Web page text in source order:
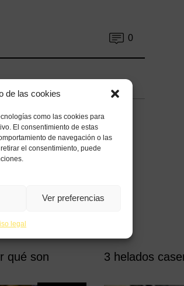
de las cookies
como las cookies para
El consentimiento de estas
de navegación o las
el consentimiento, puede
Ver preferencias
legal
0
qué son
3 helados